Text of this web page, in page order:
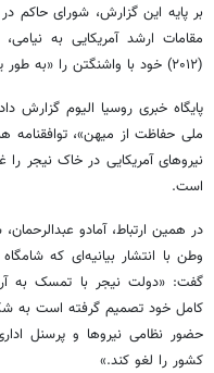
بر پایه این گزارش، شورای حاکم در
مقامات ارشد آمریکایی به نیامی،
(۲۰۱۲) خود با واشنگتن را «به طور یک جانبه» لغو کرد.
پایگاه خبری روسیا الیوم گزارش
ملی حفاظت از میهن»، توافقنامه
نیروهای آمریکایی در خاک نیجر را
است.
در همین ارتباط،آمادو
وطن با انتشار بیانیه‌ای که
گفت: «دولت نیجر با تمسک به
کامل خود تصمیم گرفته است به
حضور نظامی نیروها و پرسنل
کشور را لغو کند.»